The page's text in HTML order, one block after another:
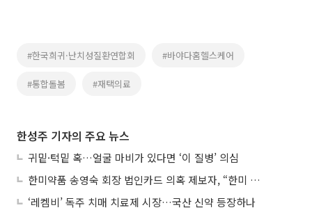
#한국희귀·난치성질환연합회 #바야다홈헬스케어
#통합돌봄 #재택의료
한성주 기자의 주요 뉴스
귀밑·턱밑 혹…얼굴 마비가 있다면 ‘이 질병’ 의심
한미약품 송영숙 회장 법인카드 의혹 제보자, “한미 잘 되기 바라는 마음”
‘레켐비’ 독주 치매 치료제 시장…국산 신약 등장하나